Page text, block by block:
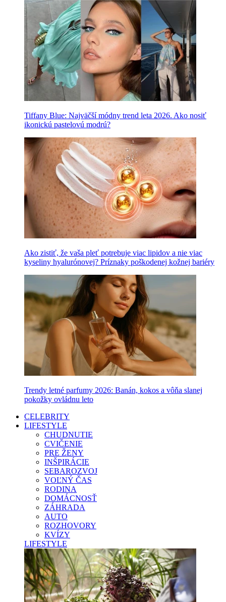
Tiffany Blue: Najväčší módny trend leta 2026. Ako nosiť
ikonickú pastelovú modrú?
Ako zistiť, že vaša pleť potrebuje viac lipidov a nie viac
kyseliny hyalurónovej? Príznaky poškodenej kožnej bariéry
Trendy letné parfumy 2026: Banán, kokos a vôňa slanej
pokožky ovládnu leto
CELEBRITY
LIFESTYLE
CHUDNUTIE
CVIČENIE
PRE ŽENY
INŠPIRÁCIE
SEBAROZVOJ
VOĽNÝ ČAS
RODINA
DOMÁCNOSŤ
ZÁHRADA
AUTO
ROZHOVORY
KVÍZY
LIFESTYLE